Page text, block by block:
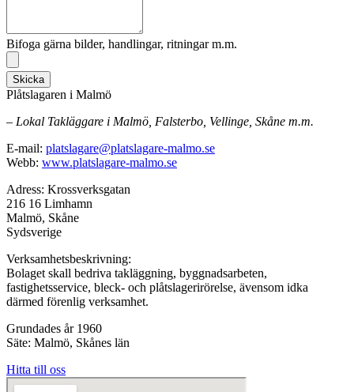
Bifoga gärna bilder, handlingar, ritningar m.m.
Skicka
Plåtslagaren i Malmö
– Lokal Takläggare i Malmö, Falsterbo, Vellinge, Skåne m.m.
E-mail: platslagare@platslagare-malmo.se
Webb: www.platslagare-malmo.se
Adress: Krossverksgatan
216 16 Limhamn
Malmö, Skåne
Sydsverige
Verksamhetsbeskrivning:
Bolaget skall bedriva takläggning, byggnadsarbeten,
fastighetsservice, bleck- och plåtslagerirörelse, ävensom idka
därmed förenlig verksamhet.
Grundades år 1960
Säte: Malmö, Skånes län
Hitta till oss